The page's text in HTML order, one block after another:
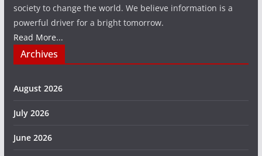
society to change the world. We believe information is a
powerful driver for a bright tomorrow.
Read More...
Archives
August 2026
July 2026
June 2026